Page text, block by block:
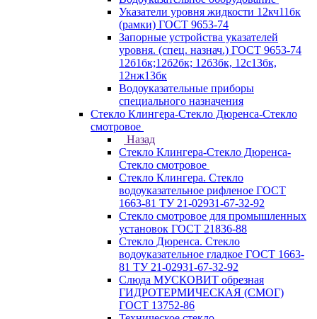
Указатели уровня жидкости 12кч11бк
(рамки) ГОСТ 9653-74
Запорные устройства указателей
уровня. (спец. назнач.) ГОСТ 9653-74
12б1бк;12б2бк; 12б3бк, 12с13бк,
12нж13бк
Водоуказательные приборы
специального назначения
Стекло Клингера-Стекло Дюренса-Стекло
смотровое
Назад
Стекло Клингера-Стекло Дюренса-
Стекло смотровое
Стекло Клингера. Стекло
водоуказательное рифленое ГОСТ
1663-81 ТУ 21-02931-67-32-92
Стекло смотровое для промышленных
установок ГОСТ 21836-88
Стекло Дюренса. Стекло
водоуказательное гладкое ГОСТ 1663-
81 ТУ 21-02931-67-32-92
Слюда МУСКОВИТ обрезная
ГИДРОТЕРМИЧЕСКАЯ (СМОГ)
ГОСТ 13752-86